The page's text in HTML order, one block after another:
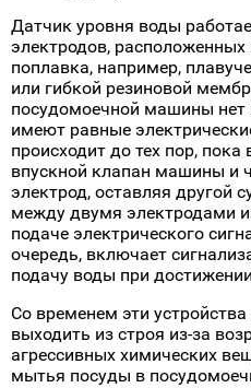
Датчик уровня воды
электродов,
поплавка, например,
или гибкой резиновой
посудомоечной машины нет
имеют равные
происходит до тех пор, пока
впускной клапан машины и
электрод, оставляя другой
между двумя электродами
подаче электрического
очередь, включает
подачу воды при
Со временем эти
выходить из строя из-за
агрессивных химических
мытья посуды в